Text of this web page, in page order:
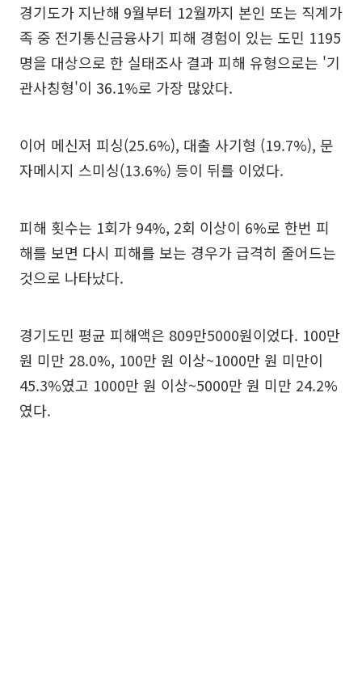
경기도가 지난해 9월부터 12월까지 본인 또는 직계가
족 중 전기통신금융사기 피해 경험이 있는 도민 1195
명을 대상으로 한 실태조사 결과 피해 유형으로는 '기
관사칭형'이 36.1%로 가장 많았다.
이어 메신저 피싱(25.6%), 대출 사기형 (19.7%), 문
자메시지 스미싱(13.6%) 등이 뒤를 이었다.
피해 횟수는 1회가 94%, 2회 이상이 6%로 한번 피
해를 보면 다시 피해를 보는 경우가 급격히 줄어드는
것으로 나타났다.
경기도민 평균 피해액은 809만5000원이었다. 100만
원 미만 28.0%, 100만 원 이상~1000만 원 미만이
45.3%였고 1000만 원 이상~5000만 원 미만 24.2%
였다.